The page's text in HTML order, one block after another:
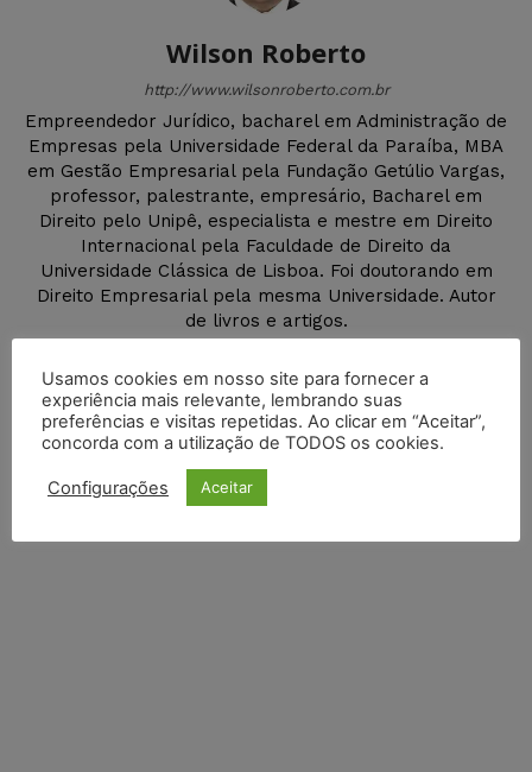
Wilson Roberto
http://www.wilsonroberto.com.br
Empreendedor Jurídico, bacharel em Administração de
Empresas pela Universidade Federal da Paraíba, MBA
em Gestão Empresarial pela Fundação Getúlio Vargas,
professor, palestrante, empresário, Bacharel em
Direito pelo Unipê, especialista e mestre em Direito
Internacional pela Faculdade de Direito da
Universidade Clássica de Lisboa. Foi doutorando em
Direito Empresarial pela mesma Universidade. Autor
de livros e artigos.
Usamos cookies em nosso site para fornecer a
experiência mais relevante, lembrando suas
preferências e visitas repetidas. Ao clicar em “Aceitar”,
concorda com a utilização de TODOS os cookies.
Configurações Aceitar